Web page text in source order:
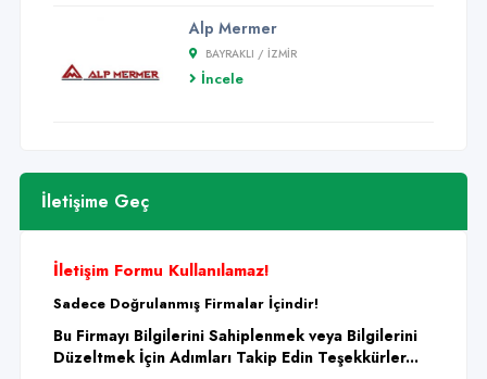
Alp Mermer
BAYRAKLI / İZMİR
İncele
İletişime Geç
İletişim Formu Kullanılamaz!
Sadece Doğrulanmış Firmalar İçindir!
Bu Firmayı Bilgilerini Sahiplenmek veya Bilgilerini
Düzeltmek İçin Adımları Takip Edin Teşekkürler...